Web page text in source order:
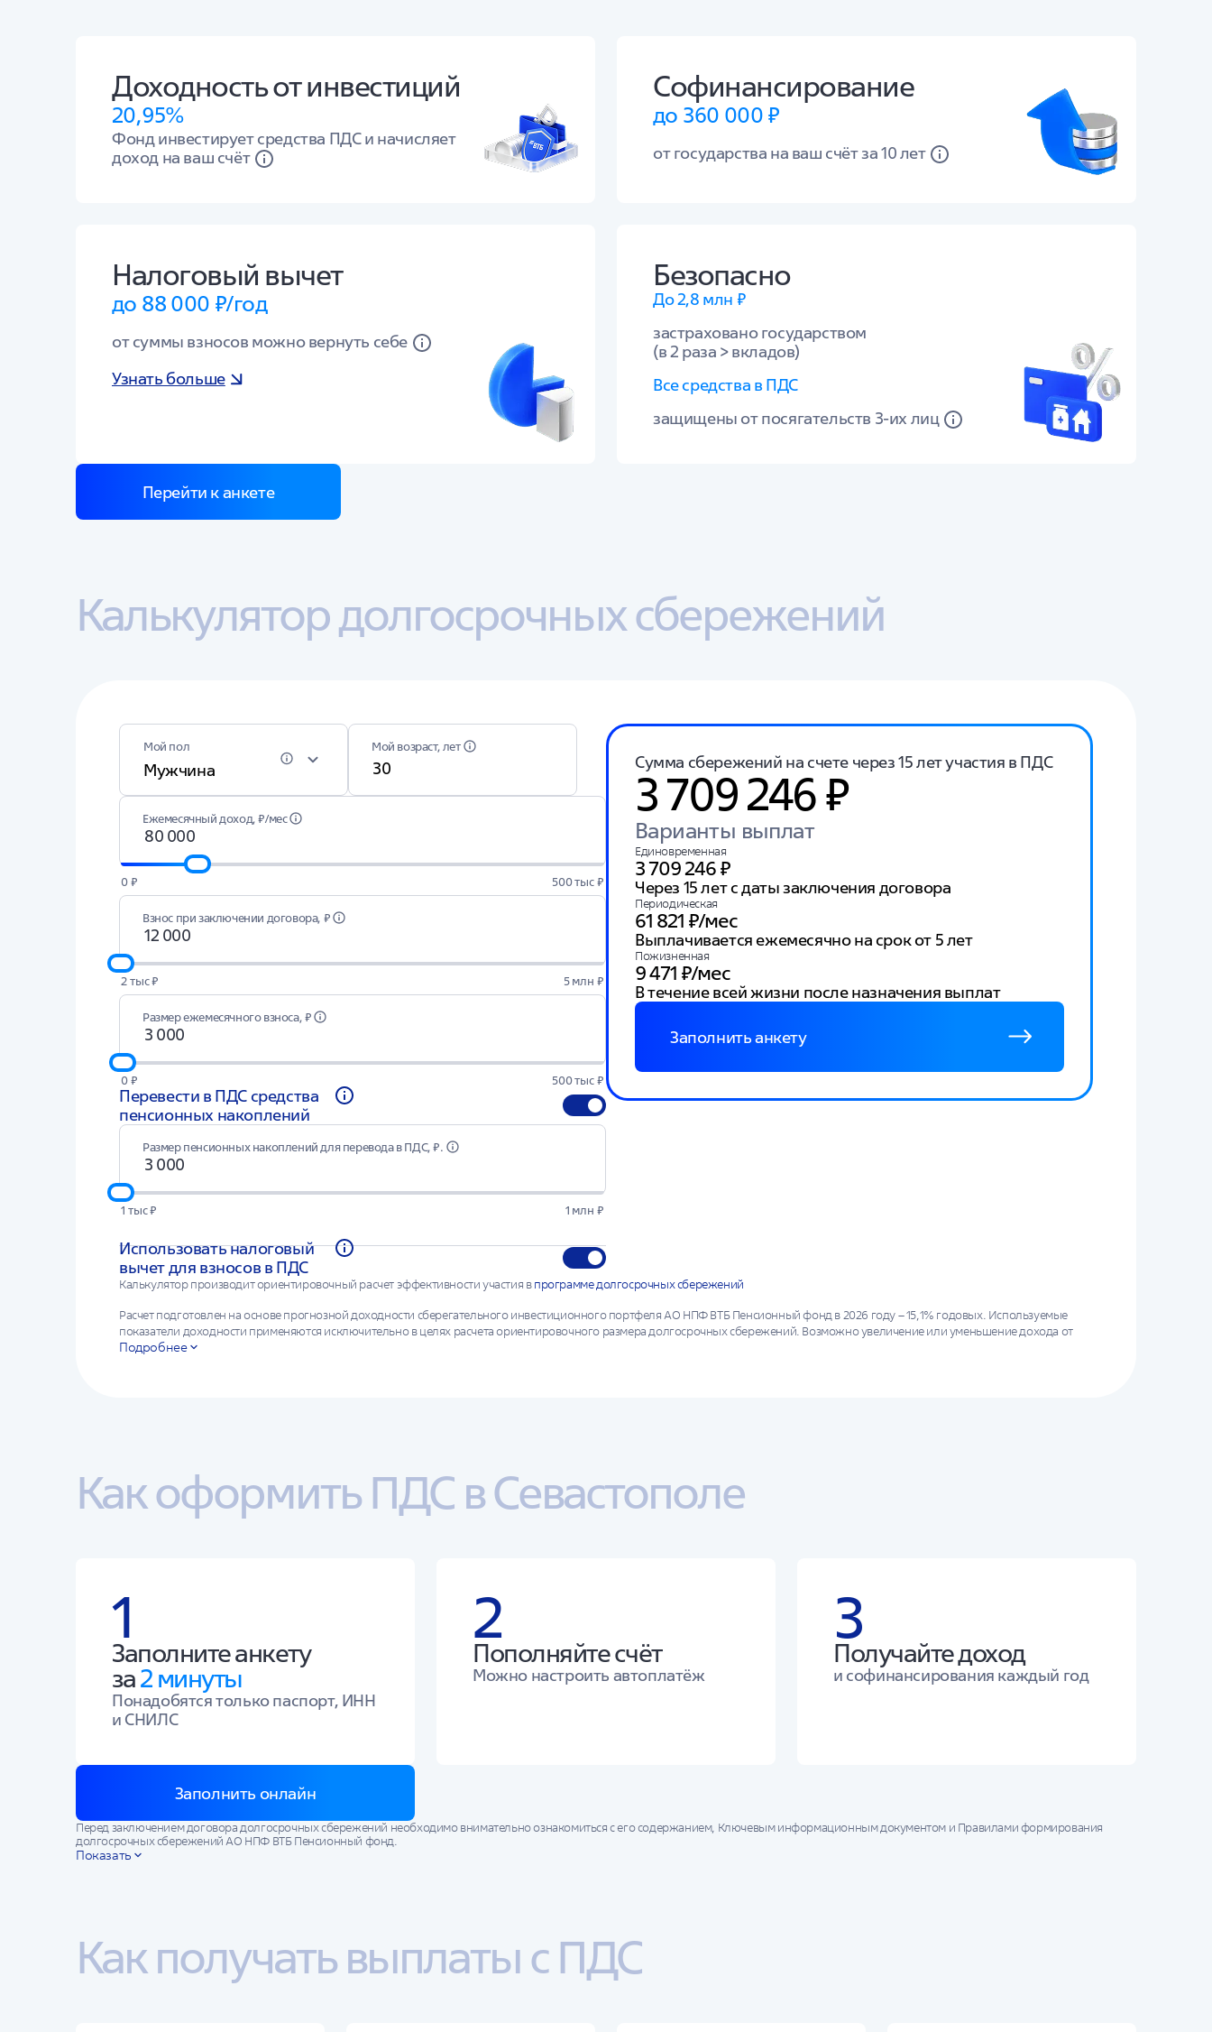
Доходность от инвестиций
20,95%
Фонд инвестирует средства ПДС и начисляет
доход на ваш счёт
Софинансирование
до 360 000 ₽
от государства на ваш счёт за 10 лет
Налоговый вычет
до 88 000 ₽/год
от суммы взносов можно вернуть себе
Узнать больше
Безопасно
До 2,8 млн ₽
застраховано государством
(в 2 раза > вкладов)
Все средства в ПДС
защищены от посягательств 3-их лиц
Перейти к анкете
Калькулятор долгосрочных сбережений
Мой пол
Мужчина
Мой возраст, лет
Ежемесячный доход, ₽/мес
0 ₽ 500 тыс ₽
Взнос при заключении договора, ₽
2 тыс ₽ 5 млн ₽
Размер ежемесячного взноса, ₽
0 ₽ 500 тыс ₽
Перевести в ПДС средства
пенсионных накоплений
Размер пенсионных накоплений для перевода в ПДС, ₽.
1 тыс ₽ 1 млн ₽
Использовать налоговый
вычет для взносов в ПДС
Калькулятор производит ориентировочный расчет эффективности участия впрограмме долгосрочных сбережений
Расчет подготовлен на основе прогнозной доходности сберегательного инвестиционного портфеля АО НПФ ВТБ Пенсионный фонд в 2026 году – 15,1% годовых. Используемые
показатели доходности применяются исключительно в целях расчета ориентировочного размера долгосрочных сбережений. Возможно увеличение или уменьшение дохода от
размещения средств пенсионных резервов; результаты инвестирования в прошлом не определяют доходов в будущем. Государство и Фонд не обещают и не гарантируют
Подробнее
Сумма сбережений на счете через 15 лет участия в ПДС
3 709 246 ₽
Варианты выплат
Единовременная
3 709 246 ₽
Через 15 лет с даты заключения договора
Периодическая
61 821 ₽/мес
Выплачивается ежемесячно на срок от 5 лет
Пожизненная
9 471 ₽/мес
В течение всей жизни после назначения выплат
Заполнить анкету
Как оформить ПДС в Севастополе
1
Заполните анкету
за2 минуты
Понадобятся только паспорт, ИНН
и СНИЛС
2
Пополняйте счёт
Можно настроить автоплатёж
3
Получайте доход
и софинансирования каждый год
Заполнить онлайн
Перед заключением договора долгосрочных сбережений необходимо внимательно ознакомиться с его содержанием, Ключевым информационным документом и Правилами формирования
долгосрочных сбережений АО НПФ ВТБ Пенсионный фонд.
Показать
Как получать выплаты с ПДС